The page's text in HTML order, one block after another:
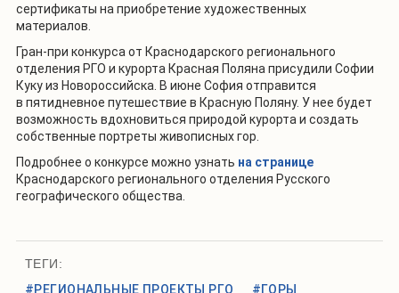
сертификаты на приобретение художественных
материалов.
Гран-при конкурса от Краснодарского регионального
отделения РГО и курорта Красная Поляна присудили Софии
Куку из Новороссийска. В июне София отправится
в пятидневное путешествие в Красную Поляну. У нее будет
возможность вдохновиться природой курорта и создать
собственные портреты живописных гор.
Подробнее о конкурсе можно узнать на странице
Краснодарского регионального отделения Русского
географического общества.
ТЕГИ:
#РЕГИОНАЛЬНЫЕ ПРОЕКТЫ РГО
#ГОРЫ